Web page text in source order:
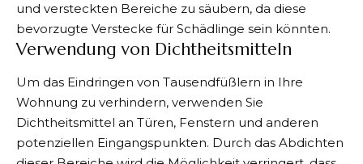
und versteckten Bereiche zu säubern, da diese
bevorzugte Verstecke für Schädlinge sein könnten.
Verwendung von Dichtheitsmitteln
Um das Eindringen von Tausendfüßlern in Ihre
Wohnung zu verhindern, verwenden Sie
Dichtheitsmittel an Türen, Fenstern und anderen
potenziellen Eingangspunkten. Durch das Abdichten